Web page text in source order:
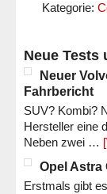
Kategorie:
Neue Tests
Neuer
Fahrbericht
SUV? Kombi?
Hersteller eine
Neben zwei …
Opel Astra
Erstmals gibt